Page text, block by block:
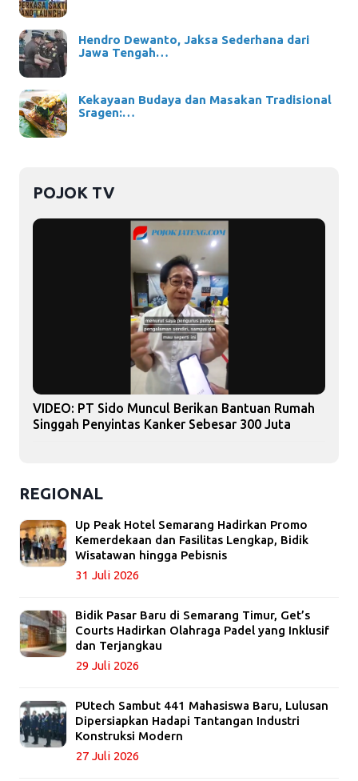
Hendro Dewanto, Jaksa Sederhana dari
Jawa Tengah…
Kekayaan Budaya dan Masakan Tradisional
Sragen:…
POJOK TV
VIDEO: PT Sido Muncul Berikan Bantuan Rumah
Singgah Penyintas Kanker Sebesar 300 Juta
REGIONAL
Up Peak Hotel Semarang Hadirkan Promo
Kemerdekaan dan Fasilitas Lengkap, Bidik
Wisatawan hingga Pebisnis
31 Juli 2026
Bidik Pasar Baru di Semarang Timur, Get’s
Courts Hadirkan Olahraga Padel yang Inklusif
dan Terjangkau
29 Juli 2026
PUtech Sambut 441 Mahasiswa Baru, Lulusan
Dipersiapkan Hadapi Tantangan Industri
Konstruksi Modern
27 Juli 2026